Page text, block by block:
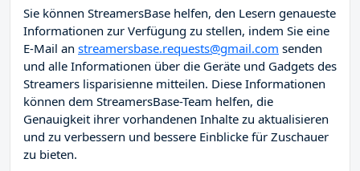
Sie können StreamersBase helfen, den Lesern genaueste
Informationen zur Verfügung zu stellen, indem Sie eine
E-Mail an streamersbase.requests@gmail.com senden
und alle Informationen über die Geräte und Gadgets des
Streamers lisparisienne mitteilen. Diese Informationen
können dem StreamersBase-Team helfen, die
Genauigkeit ihrer vorhandenen Inhalte zu aktualisieren
und zu verbessern und bessere Einblicke für Zuschauer
zu bieten.